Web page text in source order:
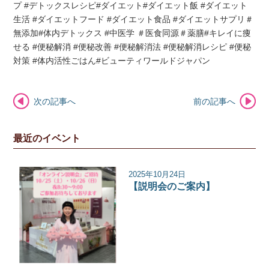
プ #デトックスレシピ#ダイエット#ダイエット飯 #ダイエット
生活 #ダイエットフード #ダイエット食品 #ダイエットサプリ＃
無添加#体内デトックス #中医学 ＃医食同源＃薬膳#キレイに痩
せる #便秘解消 #便秘改善 #便秘解消法 #便秘解消レシピ #便秘
対策 #体内活性ごはん#ビューティワールドジャパン
次の記事へ 前の記事へ
最近のイベント
2025年10月24日
【説明会のご案内】